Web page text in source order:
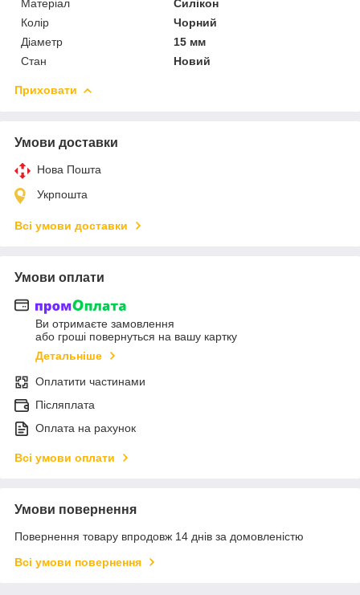
Матеріал
Силікон
Колір
Чорний
Діаметр
15 мм
Стан
Новий
Приховати
Умови доставки
Нова Пошта
Укрпошта
Всі умови доставки
Умови оплати
Ви отримаєте замовлення
або гроші повернуться на вашу картку
Детальніше
Оплатити частинами
Післяплата
Оплата на рахунок
Всі умови оплати
Умови повернення
Повернення товару впродовж 14 днів за домовленістю
Всі умови повернення